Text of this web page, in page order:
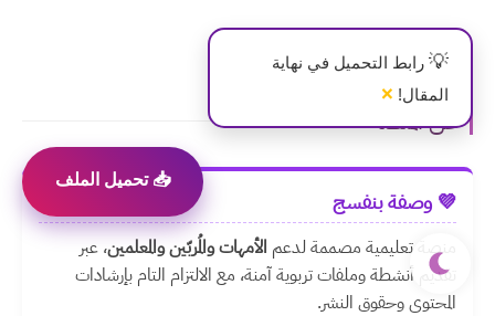
عن المنصة
💜 وصفة بنفسج
منصة تعليمية مصممة لدعم الأمهات والمُربّين والمعلمين، عبر
تقديم أنشطة وملفات تربوية آمنة، مع الالتزام التام بإرشادات
المحتوى وحقوق النشر.
📥 تحميل الملف
💡 رابط التحميل في نهاية
المقال! ×